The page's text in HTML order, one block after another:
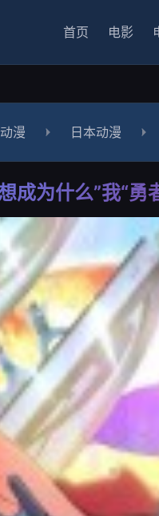
首页 电影
动漫 日本动漫
成为什么”我“勇